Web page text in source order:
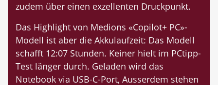
zudem über einen exzellenten Druckpunkt.
Das Highlight von Medions «Copilot+ PC»-
Modell ist aber die Akkulaufzeit: Das Modell
schafft 12:07 Stunden. Keiner hielt im PCtipp-
Test länger durch. Geladen wird das
Notebook via USB-C-Port, Ausserdem stehen